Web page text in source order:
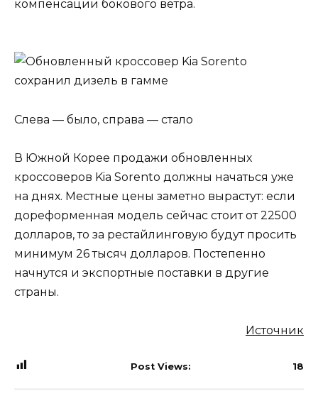
компенсации бокового ветра.
Слева — было, справа — стало
В Южной Корее продажи обновленных
кроссоверов Kia Sorento должны начаться уже
на днях. Местные цены заметно вырастут: если
дореформенная модель сейчас стоит от 22500
долларов, то за рестайлинговую будут просить
минимум 26 тысяч долларов. Постепенно
начнутся и экспортные поставки в другие
страны.
Источник
Post Views: 18